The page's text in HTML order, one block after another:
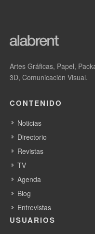
Follow us on Twitter
Artes Gráficas, Papel,
3D, Comunicación Visual.
CONTENIDO
Noticias
Directorio
Revistas
TV
Agenda
Blog
Entrevistas
USUARIOS